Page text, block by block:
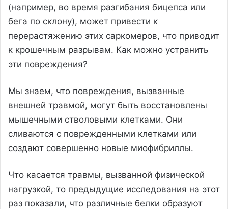
(например, во время разгибания бицепса или
бега по склону), может привести к
перерастяжению этих саркомеров, что приводит
к крошечным разрывам. Как можно устранить
эти повреждения?
Мы знаем, что повреждения, вызванные
внешней травмой, могут быть восстановлены
мышечными стволовыми клетками. Они
сливаются с поврежденными клетками или
создают совершенно новые миофибриллы.
Что касается травмы, вызванной физической
нагрузкой, то предыдущие исследования на этот
раз показали, что различные белки образуют